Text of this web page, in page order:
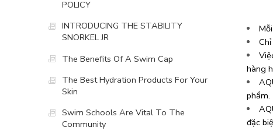
hàng
phẩm.
đặc
POLICY
INTRODUCING THE STABILITY
SNORKEL JR
The Benefits Of A Swim Cap
The Best Hydration Products For Your
Skin
Swim Schools Are Vital To The
Community